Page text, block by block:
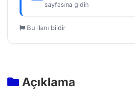
sayfasına gidin
Bu ilanı bildir
Açıklama